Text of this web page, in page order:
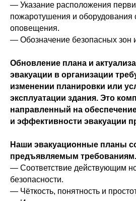
— Указание расположения
пожаротушения и оборудования
оповещения.
— Обозначение безопасных зон
Обновление плана и
эвакуации в организации
изменении планировки или
эксплуатации здания. Это
направленный на
и эффективности эвакуации
Наши эвакуационные планы
предъявляемым требованиям.
— Соответствие действующим
безопасности.
— Чёткость, понятность и